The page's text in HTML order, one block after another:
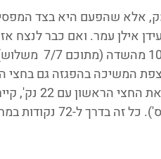
אילן עמר. ואם כבר
שהסתיים ביתרון 39:21. צפת המשיכה